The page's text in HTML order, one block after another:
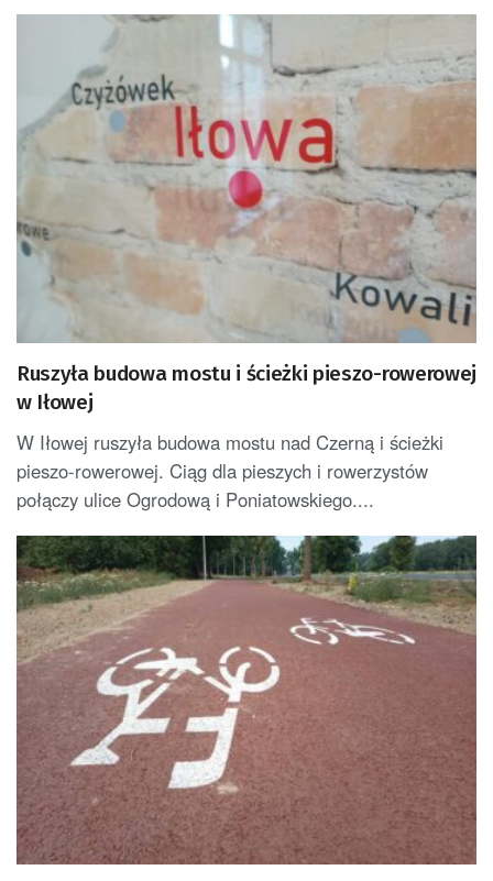
Ruszyła budowa mostu i ścieżki pieszo-rowerowej
w Iłowej
W Iłowej ruszyła budowa mostu nad Czerną i ścieżki
pieszo-rowerowej. Ciąg dla pieszych i rowerzystów
połączy ulice Ogrodową i Poniatowskiego....